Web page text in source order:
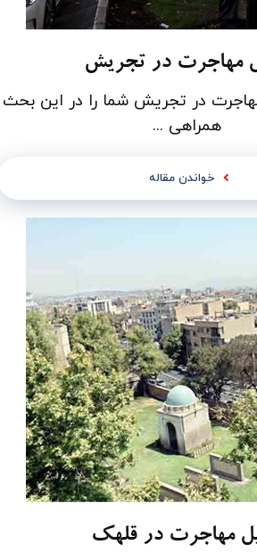
مهاجرت در تجریش
در تجریش شما را در این بحث
همراهی ...
خواندن مقاله
مهاجرت در قلهک